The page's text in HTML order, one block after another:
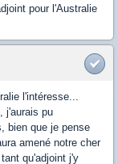
pour l'Australie
l'intéresse...
j'aurais pu
bien que je pense
amené notre cher
qu'adjoint j'y